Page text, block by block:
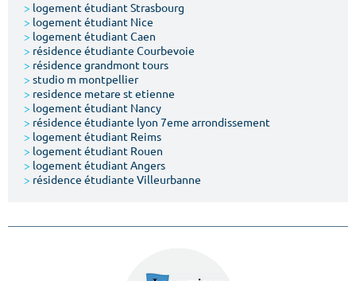
Chercher
> logement étudiant Strasbourg
> logement étudiant Nice
> logement étudiant Caen
> résidence étudiante Courbevoie
> résidence grandmont tours
> studio m montpellier
> residence metare st etienne
> logement étudiant Nancy
> résidence étudiante lyon 7eme arrondissement
> logement étudiant Reims
> logement étudiant Rouen
> logement étudiant Angers
> résidence étudiante Villeurbanne